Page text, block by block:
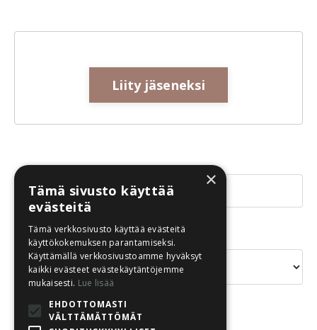
Liity jäseneksi
Aiheet
×
Tämä sivusto käyttää
evästeitä
Tämä verkkosivusto käyttää evästeitä
käyttökokemuksen parantamiseksi.
Käyttämällä verkkosivustoamme hyväksyt
kaikki evästeet evästekäytäntöjemme
mukaisesti. Lue lisää
EHDOTTOMASTI
VÄLTTÄMÄTTÖMÄT